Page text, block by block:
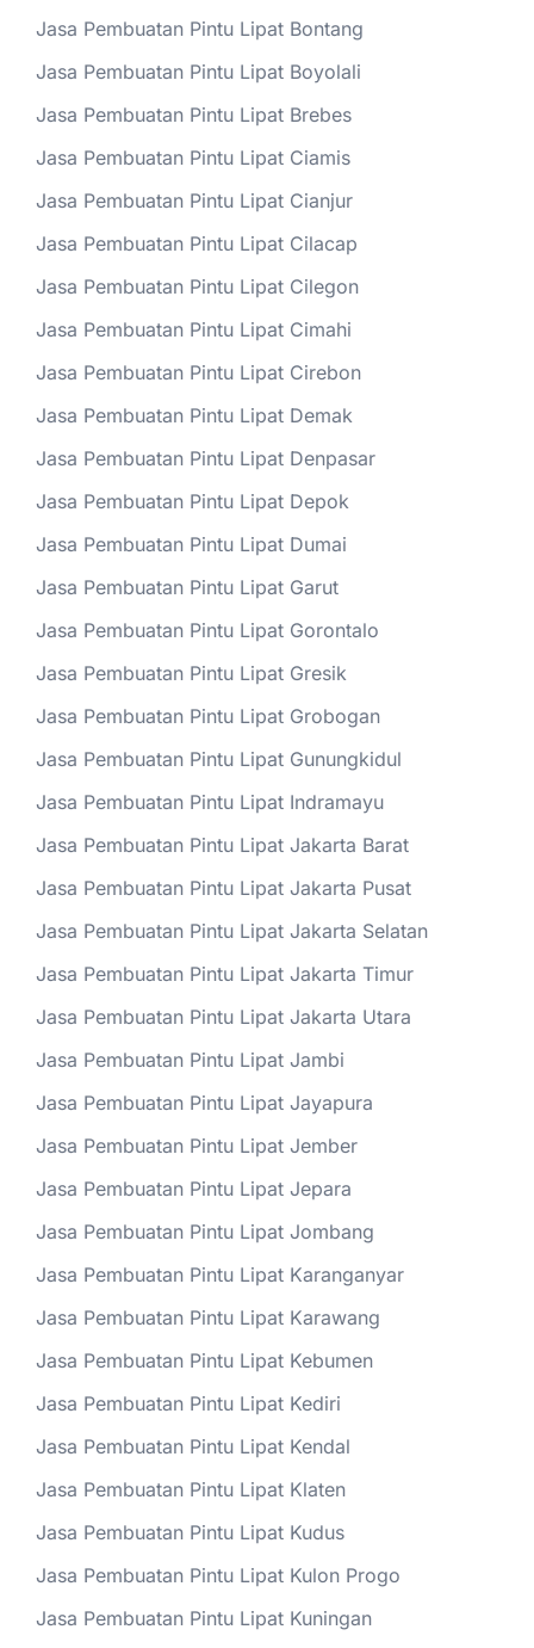
Jasa Pembuatan Pintu Lipat Bontang
Jasa Pembuatan Pintu Lipat Boyolali
Jasa Pembuatan Pintu Lipat Brebes
Jasa Pembuatan Pintu Lipat Ciamis
Jasa Pembuatan Pintu Lipat Cianjur
Jasa Pembuatan Pintu Lipat Cilacap
Jasa Pembuatan Pintu Lipat Cilegon
Jasa Pembuatan Pintu Lipat Cimahi
Jasa Pembuatan Pintu Lipat Cirebon
Jasa Pembuatan Pintu Lipat Demak
Jasa Pembuatan Pintu Lipat Denpasar
Jasa Pembuatan Pintu Lipat Depok
Jasa Pembuatan Pintu Lipat Dumai
Jasa Pembuatan Pintu Lipat Garut
Jasa Pembuatan Pintu Lipat Gorontalo
Jasa Pembuatan Pintu Lipat Gresik
Jasa Pembuatan Pintu Lipat Grobogan
Jasa Pembuatan Pintu Lipat Gunungkidul
Jasa Pembuatan Pintu Lipat Indramayu
Jasa Pembuatan Pintu Lipat Jakarta Barat
Jasa Pembuatan Pintu Lipat Jakarta Pusat
Jasa Pembuatan Pintu Lipat Jakarta Selatan
Jasa Pembuatan Pintu Lipat Jakarta Timur
Jasa Pembuatan Pintu Lipat Jakarta Utara
Jasa Pembuatan Pintu Lipat Jambi
Jasa Pembuatan Pintu Lipat Jayapura
Jasa Pembuatan Pintu Lipat Jember
Jasa Pembuatan Pintu Lipat Jepara
Jasa Pembuatan Pintu Lipat Jombang
Jasa Pembuatan Pintu Lipat Karanganyar
Jasa Pembuatan Pintu Lipat Karawang
Jasa Pembuatan Pintu Lipat Kebumen
Jasa Pembuatan Pintu Lipat Kediri
Jasa Pembuatan Pintu Lipat Kendal
Jasa Pembuatan Pintu Lipat Klaten
Jasa Pembuatan Pintu Lipat Kudus
Jasa Pembuatan Pintu Lipat Kulon Progo
Jasa Pembuatan Pintu Lipat Kuningan